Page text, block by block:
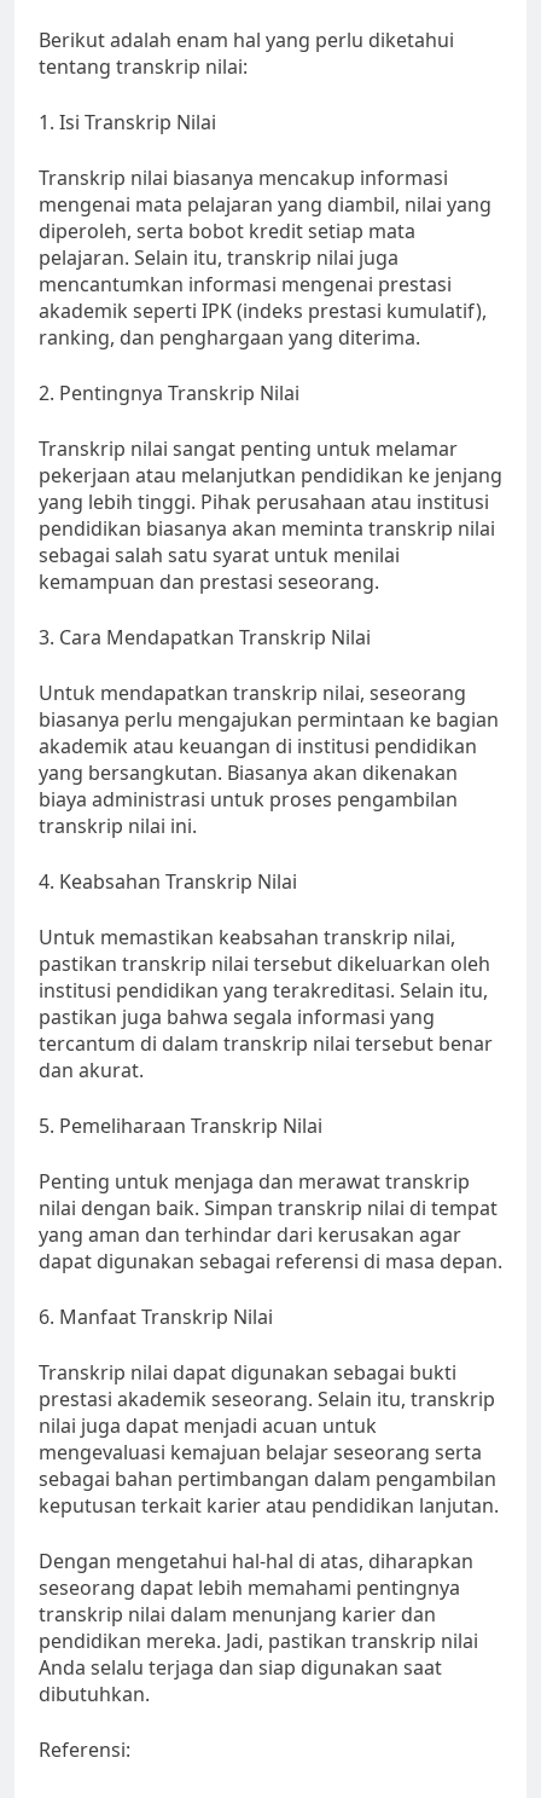
Berikut adalah enam hal yang perlu diketahui
tentang transkrip nilai:
1. Isi Transkrip Nilai
Transkrip nilai biasanya mencakup informasi
mengenai mata pelajaran yang diambil, nilai yang
diperoleh, serta bobot kredit setiap mata
pelajaran. Selain itu, transkrip nilai juga
mencantumkan informasi mengenai prestasi
akademik seperti IPK (indeks prestasi kumulatif),
ranking, dan penghargaan yang diterima.
2. Pentingnya Transkrip Nilai
Transkrip nilai sangat penting untuk melamar
pekerjaan atau melanjutkan pendidikan ke jenjang
yang lebih tinggi. Pihak perusahaan atau institusi
pendidikan biasanya akan meminta transkrip nilai
sebagai salah satu syarat untuk menilai
kemampuan dan prestasi seseorang.
3. Cara Mendapatkan Transkrip Nilai
Untuk mendapatkan transkrip nilai, seseorang
biasanya perlu mengajukan permintaan ke bagian
akademik atau keuangan di institusi pendidikan
yang bersangkutan. Biasanya akan dikenakan
biaya administrasi untuk proses pengambilan
transkrip nilai ini.
4. Keabsahan Transkrip Nilai
Untuk memastikan keabsahan transkrip nilai,
pastikan transkrip nilai tersebut dikeluarkan oleh
institusi pendidikan yang terakreditasi. Selain itu,
pastikan juga bahwa segala informasi yang
tercantum di dalam transkrip nilai tersebut benar
dan akurat.
5. Pemeliharaan Transkrip Nilai
Penting untuk menjaga dan merawat transkrip
nilai dengan baik. Simpan transkrip nilai di tempat
yang aman dan terhindar dari kerusakan agar
dapat digunakan sebagai referensi di masa depan.
6. Manfaat Transkrip Nilai
Transkrip nilai dapat digunakan sebagai bukti
prestasi akademik seseorang. Selain itu, transkrip
nilai juga dapat menjadi acuan untuk
mengevaluasi kemajuan belajar seseorang serta
sebagai bahan pertimbangan dalam pengambilan
keputusan terkait karier atau pendidikan lanjutan.
Dengan mengetahui hal-hal di atas, diharapkan
seseorang dapat lebih memahami pentingnya
transkrip nilai dalam menunjang karier dan
pendidikan mereka. Jadi, pastikan transkrip nilai
Anda selalu terjaga dan siap digunakan saat
dibutuhkan.
Referensi: